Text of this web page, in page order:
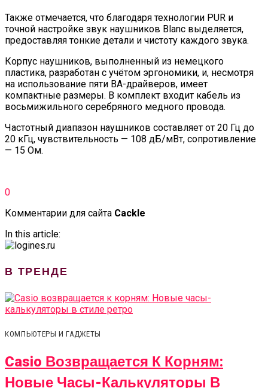
Также отмечается, что благодаря технологии PUR и
точной настройке звук наушников Blanc выделяется,
предоставляя тонкие детали и чистоту каждого звука.
Корпус наушников, выполненный из немецкого
пластика, разработан с учётом эргономики, и, несмотря
на использование пяти BA-драйверов, имеет
компактные размеры. В комплект входит кабель из
восьмижильного серебряного медного провода.
Частотный диапазон наушников составляет от 20 Гц до
20 кГц, чувствительность — 108 дБ/мВт, сопротивление
— 15 Ом.
0
Комментарии для сайта Cackle
In this article:
В ТРЕНДЕ
КОМПЬЮТЕРЫ И ГАДЖЕТЫ
Casio Возвращается К Корням:
Новые Часы-Калькуляторы В